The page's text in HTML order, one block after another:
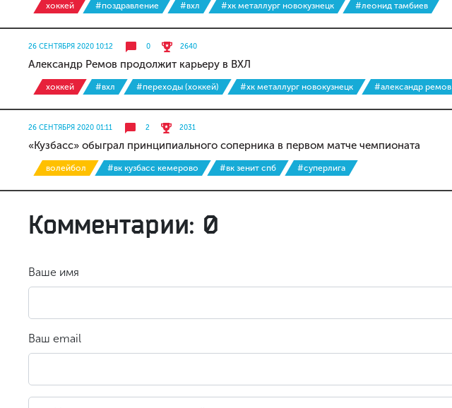
хоккей #поздравление #вхл #хк металлург новокузнецк #леонид тамбиев
26 СЕНТЯБРЯ 2020 10:12 0 2640
Александр Ремов продолжит карьеру в ВХЛ
хоккей #вхл #переходы (хоккей) #хк металлург новокузнецк #александр ремов
26 СЕНТЯБРЯ 2020 01:11 2 2031
«Кузбасс» обыграл принципиального соперника в первом матче чемпионата
волейбол #вк кузбасс кемерово #вк зенит спб #суперлига
Комментарии: 0
Ваше имя
Ваш email